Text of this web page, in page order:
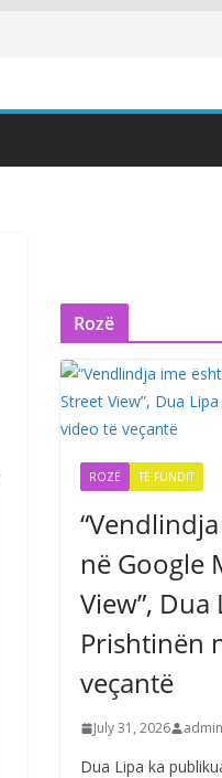
Rozë
ROZË TË FUNDIT
në Google
View”,
Prishtinën
veçantë
July 31, 2026 admin
Dua Lipa ka